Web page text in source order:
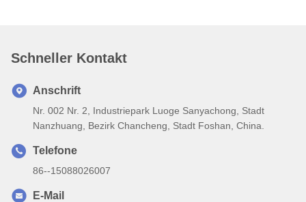
Schneller Kontakt
Anschrift
Nr. 002 Nr. 2, Industriepark Luoge Sanyachong, Stadt
Nanzhuang, Bezirk Chancheng, Stadt Foshan, China.
Telefone
86--15088026007
E-Mail